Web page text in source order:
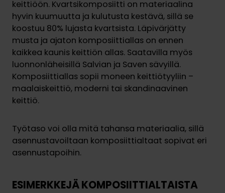
keittiöön. Kvartsikomposiitti on materiaalina
hyvin kuumuutta ja kulutusta kestävä, sillä se
koostuu 80% lujasta kvartsista. Läpivärjätty
musta ja ajaton komposiittiallas on ennen
kaikkea kaunis keittiön allas. Saatavilla myös
luonnonläheisillä Salvian ja Saven sävyillä.
Komposiittiallas sopii moneen keittiötyyliin –
maalaiskeittiö, moderni tai skandinaavinen
keittiö.
Työtaso voi olla mitä tahansa materiaalia, sillä
asennustavoiltaan komposiittialtaat sopivat eri
asennustapoihin.
ESIMERKKEJÄ KOMPOSIITTIALTAISTA